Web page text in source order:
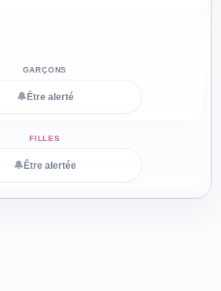
🔔 Être alerté
🔔 Être alertée